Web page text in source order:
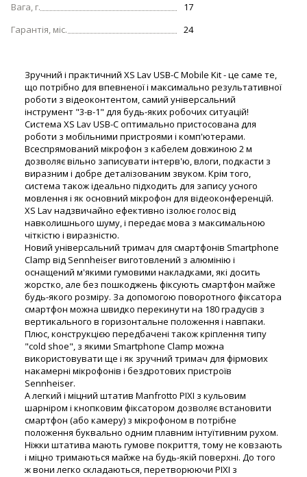
Вага, г.
17
Гарантія, міс.
24
Зручний і практичний XS Lav USB-C Mobile Kit - це саме те,
що потрібно для впевненої і максимально результативної
роботи з відеоконтентом, самий універсальний
інструмент "3-в-1" для будь-яких робочих ситуацій!
Система XS Lav USB-C оптимально пристосована для
роботи з мобільними пристроями і комп'ютерами.
Всеспрямований мікрофон з кабелем довжиною 2 м
дозволяє вільно записувати інтерв'ю, влоги, подкасти з
виразним і добре деталізованим звуком. Крім того,
система також ідеально підходить для запису усного
мовлення і як основний мікрофон для відеоконференцій.
XS Lav надзвичайно ефективно ізолює голос від
навколишнього шуму, і передає мова з максимальною
чіткістю і виразністю.
Новий універсальний тримач для смартфонів Smartphone
Clamp від Sennheiser виготовлений з алюмінію і
оснащений м'якими гумовими накладками, які досить
жорстко, але без пошкоджень фіксують смартфон майже
будь-якого розміру. За допомогою поворотного фіксатора
смартфон можна швидко перекинути на 180 градусів з
вертикального в горизонтальне положення і навпаки.
Плюс, конструкцією передбачені також кріплення типу
"cold shoe", з якими Smartphone Clamp можна
використовувати ще і як зручний тримач для фірмових
накамерні мікрофонів і бездротових пристроїв
Sennheiser.
А легкий і міцний штатив Manfrotto PIXI з кульовим
шарніром і кнопковим фіксатором дозволяє встановити
смартфон (або камеру) з мікрофоном в потрібне
положення буквально одним плавним інтуїтивним рухом.
Ніжки штатива мають гумове покриття, тому не ковзають
і міцно тримаються майже на будь-якій поверхні. До того
ж вони легко складаються, перетворюючи PIXI з